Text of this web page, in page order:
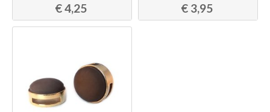
€ 4,25 € 3,95